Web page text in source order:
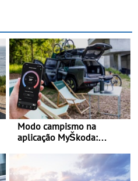
Modo campismo na
aplicação MyŠkoda:
veículos elétricos